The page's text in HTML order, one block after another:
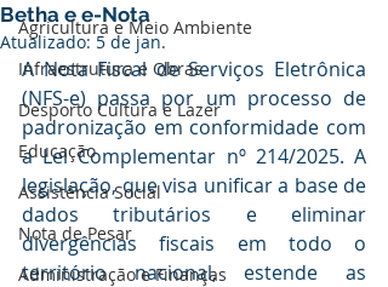
Agricultura e Meio Ambiente
Infraestrutura e Obras
Desporto Cultura e Lazer
Educação
Assistência Social
Nota de Pesar
Administração e Finanças
Betha e e-Nota
Atualizado:5 de jan.
A Nota Fiscal de Serviços Eletrônica
(NFS-e) passa por um processo de
padronização em conformidade com
a Lei Complementar nº 214/2025. A
legislação, que visa unificar a base de
dados tributários e eliminar
divergências fiscais em todo o
território nacional, estende as